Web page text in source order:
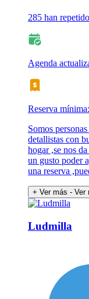
285 han repetido
Agenda
Reserva
Somos
detallistas con
hogar ,se nos
un gusto poder
una reserva
+ Ver más - Ver
Ludmilla